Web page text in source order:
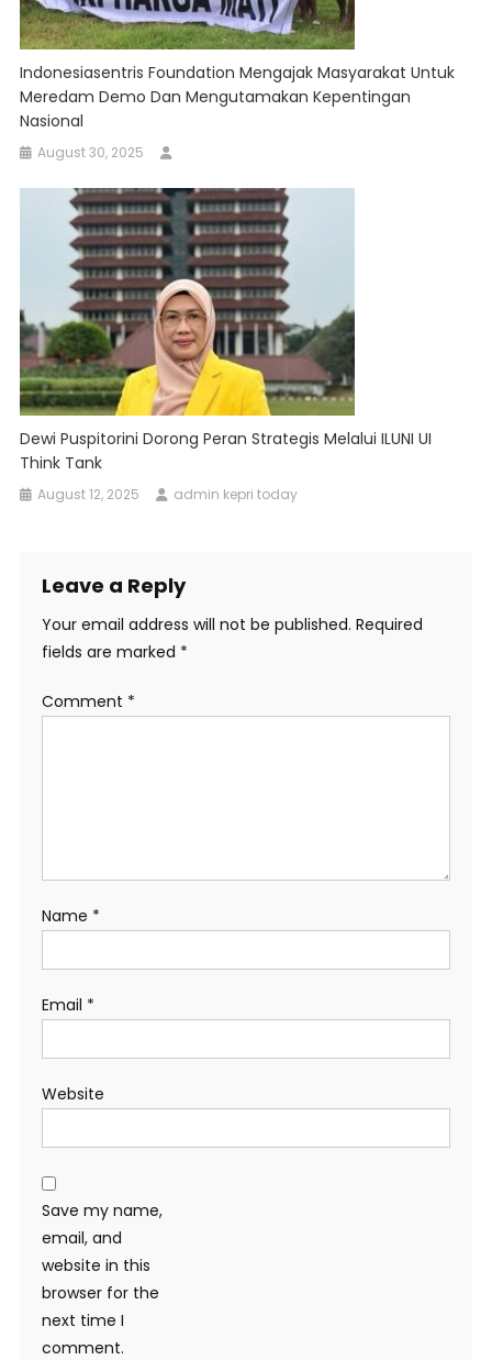
Indonesiasentris Foundation Mengajak Masyarakat Untuk
Meredam Demo Dan Mengutamakan Kepentingan
Nasional
August 30, 2025
Dewi Puspitorini Dorong Peran Strategis Melalui ILUNI UI
Think Tank
August 12, 2025 admin kepri today
Leave a Reply
Your email address will not be published. Required
fields are marked *
Comment *
Name *
Email *
Website
Save my name,
email, and
website in this
browser for the
next time I
comment.